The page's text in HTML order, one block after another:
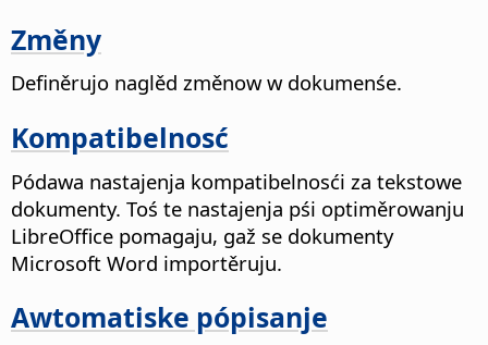
Změny
Definěrujo naglěd změnow w dokumenśe.
Kompatibelnosć
Pódawa nastajenja kompatibelnosći za tekstowe
dokumenty. Toś te nastajenja pśi optiměrowanju
LibreOffice pomagaju, gaž se dokumenty
Microsoft Word importěruju.
Awtomatiske pópisanje